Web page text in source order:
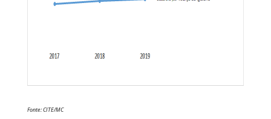
Fonte: CITE/MC